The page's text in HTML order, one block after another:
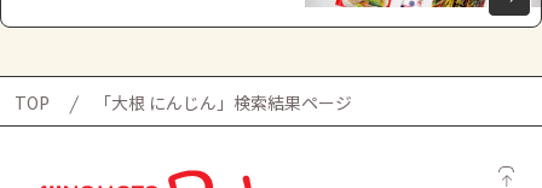
TOP 「大根 にんじん」検索結果ページ